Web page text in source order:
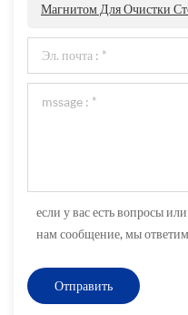
Магнитом Для Очистки
если у вас есть вопросы
нам сообщение, мы